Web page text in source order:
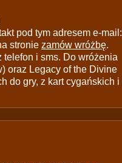
pod tym adresem e-mail:
stronie zamów wróżbę.
i sms. Do wróżenia
oraz Legacy of the Divine
do gry, z kart cygańskich i